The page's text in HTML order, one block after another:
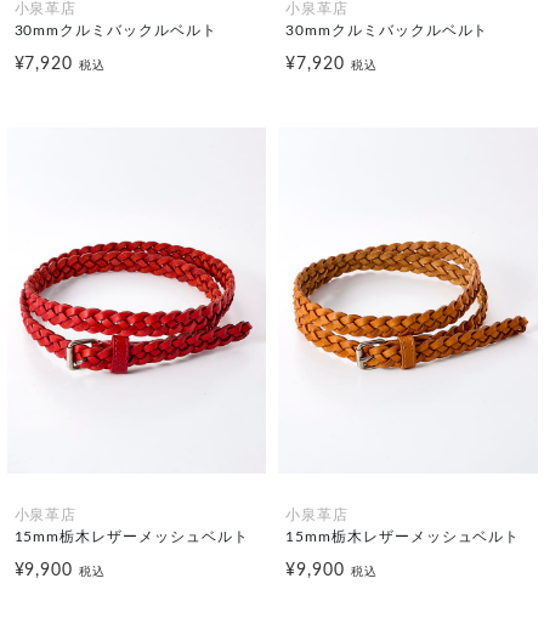
小泉革店
30mmクルミバックルベルト
¥7,920税込
小泉革店
30mmクルミバックルベルト
¥7,920 税込
小泉革店
15mm栃木レザーメッシュベルト
¥9,900税込
小泉革店
15mm栃木レザーメッシュベルト
¥9,900 税込